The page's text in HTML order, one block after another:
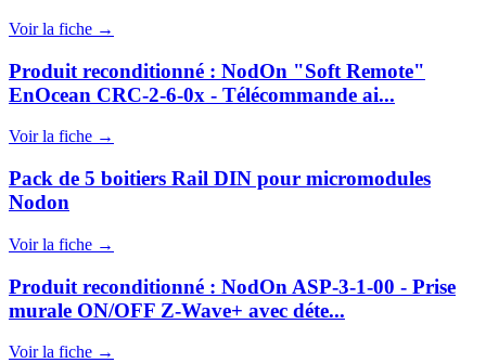
Voir la fiche →
Produit reconditionné : NodOn "Soft Remote"
EnOcean CRC-2-6-0x - Télécommande ai...
Voir la fiche →
Pack de 5 boitiers Rail DIN pour micromodules
Nodon
Voir la fiche →
Produit reconditionné : NodOn ASP-3-1-00 - Prise
murale ON/OFF Z-Wave+ avec déte...
Voir la fiche →